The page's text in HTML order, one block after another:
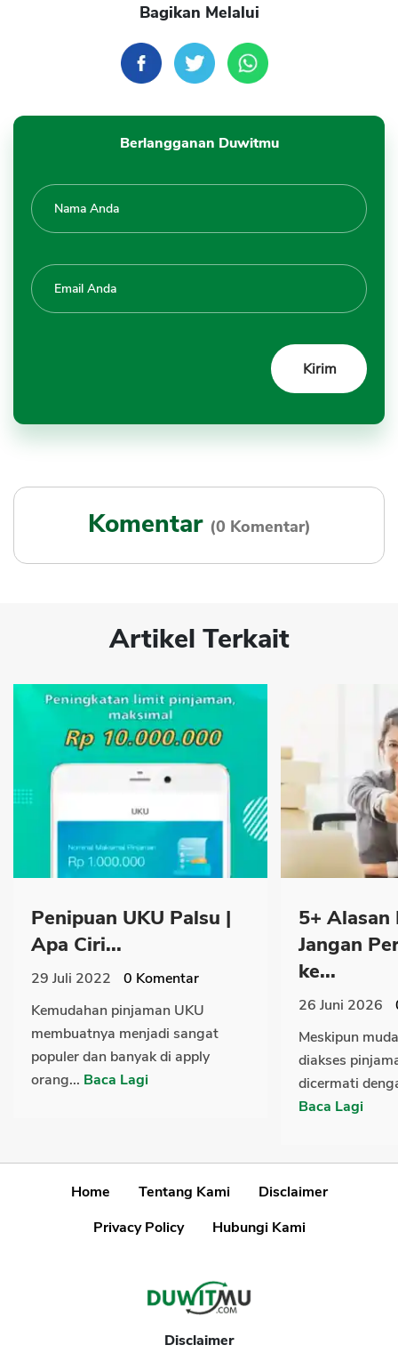
Bagikan Melalui
Berlangganan Duwitmu
Komentar (0 Komentar)
Artikel Terkait
Penipuan UKU Palsu |
Apa Ciri...
29 Juli 2022 0 Komentar
Kemudahan pinjaman UKU
membuatnya menjadi sangat
populer dan banyak di apply
orang... Baca Lagi
5+ Alasan
Jangan
ke...
26 Juni 2026
Meskipun
diakses
dicermati
Baca Lagi
Home Tentang Kami
Disclaimer
Privacy Policy
Hubungi Kami
Disclaimer